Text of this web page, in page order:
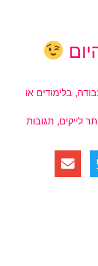
בלימודים או
לייקים, תגובות